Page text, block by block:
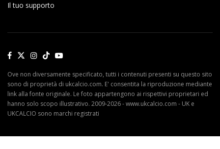
Il tuo supporto
Ove non diversamente specificato, tutti i contenuti presenti su questo sito
sono di proprietà di ukcalcio.com. E' consentita la riproduzione mediante
link alla fonte originale. Le foto appartengono ai rispettivi proprietari ed
hanno solo scopo illustrativo. 2009-2026 - www.ukcalcio.com - UK e
UKCALCIO sono marchi registrati